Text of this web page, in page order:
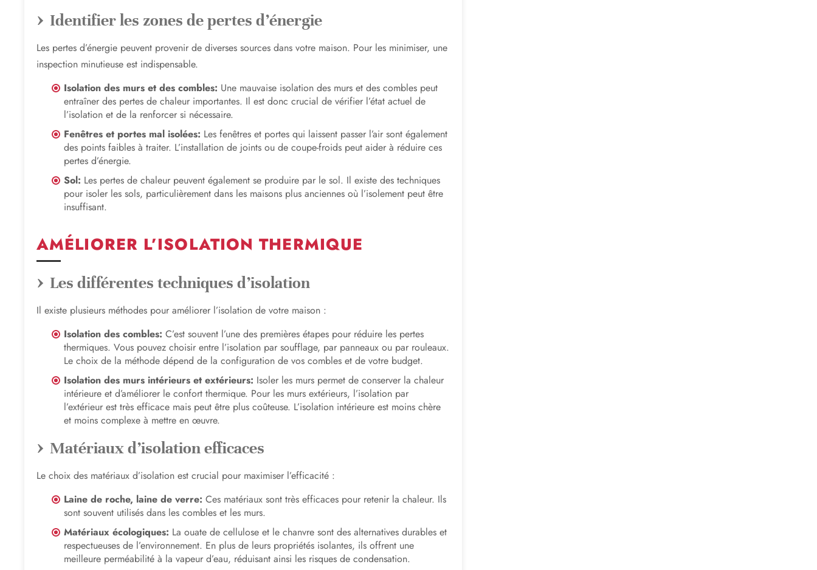
Identifier les zones de pertes d’énergie
Les pertes d’énergie peuvent provenir de diverses sources dans votre maison. Pour les minimiser, une
inspection minutieuse est indispensable.
Isolation des murs et des combles: Une mauvaise isolation des murs et des combles peut
entraîner des pertes de chaleur importantes. Il est donc crucial de vérifier l’état actuel de
l’isolation et de la renforcer si nécessaire.
Fenêtres et portes mal isolées: Les fenêtres et portes qui laissent passer l’air sont également
des points faibles à traiter. L’installation de joints ou de coupe-froids peut aider à réduire ces
pertes d’énergie.
Sol: Les pertes de chaleur peuvent également se produire par le sol. Il existe des techniques
pour isoler les sols, particulièrement dans les maisons plus anciennes où l’isolement peut être
insuffisant.
AMÉLIORER L’ISOLATION THERMIQUE
Les différentes techniques d’isolation
Il existe plusieurs méthodes pour améliorer l’isolation de votre maison :
Isolation des combles: C’est souvent l’une des premières étapes pour réduire les pertes
thermiques. Vous pouvez choisir entre l’isolation par soufflage, par panneaux ou par rouleaux.
Le choix de la méthode dépend de la configuration de vos combles et de votre budget.
Isolation des murs intérieurs et extérieurs: Isoler les murs permet de conserver la chaleur
intérieure et d’améliorer le confort thermique. Pour les murs extérieurs, l’isolation par
l’extérieur est très efficace mais peut être plus coûteuse. L’isolation intérieure est moins chère
et moins complexe à mettre en œuvre.
Matériaux d’isolation efficaces
Le choix des matériaux d’isolation est crucial pour maximiser l’efficacité :
Laine de roche, laine de verre: Ces matériaux sont très efficaces pour retenir la chaleur. Ils
sont souvent utilisés dans les combles et les murs.
Matériaux écologiques: La ouate de cellulose et le chanvre sont des alternatives durables et
respectueuses de l’environnement. En plus de leurs propriétés isolantes, ils offrent une
meilleure perméabilité à la vapeur d’eau, réduisant ainsi les risques de condensation.